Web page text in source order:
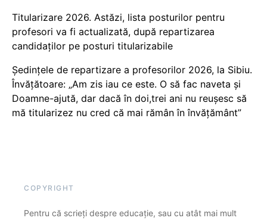
Titularizare 2026. Astăzi, lista posturilor pentru
profesori va fi actualizată, după repartizarea
candidaților pe posturi titularizabile
Ședințele de repartizare a profesorilor 2026, la Sibiu.
Învățătoare: „Am zis iau ce este. O să fac naveta și
Doamne-ajută, dar dacă în doi,trei ani nu reușesc să
mă titularizez nu cred că mai rămân în învățământ”
COPYRIGHT
Pentru că scrieți despre educație, sau cu atât mai mult